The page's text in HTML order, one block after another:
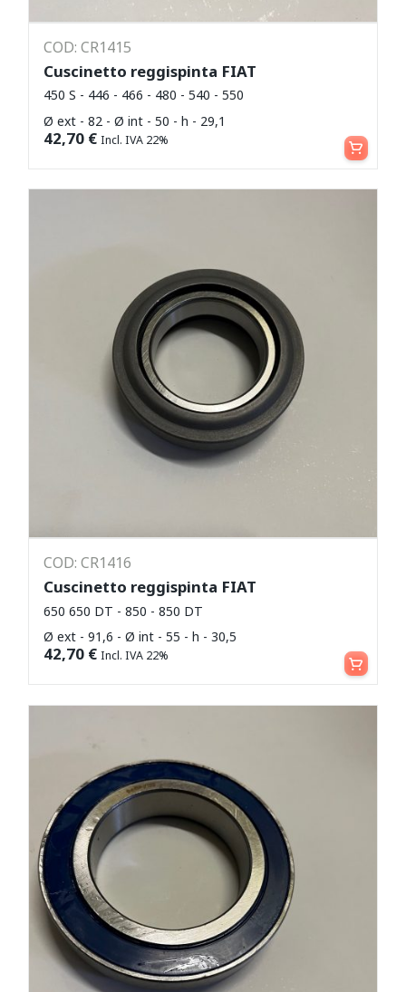
COD: CR1415
Cuscinetto reggispinta FIAT
450 S - 446 - 466 - 480 - 540 - 550
Ø ext - 82 - Ø int - 50 - h - 29,1
42,70 € Incl. IVA 22% Aggiungi al carrello
COD: CR1416
Cuscinetto reggispinta FIAT
650 650 DT - 850 - 850 DT
Ø ext - 91,6 - Ø int - 55 - h - 30,5
42,70 € Incl. IVA 22% Aggiungi al carrello